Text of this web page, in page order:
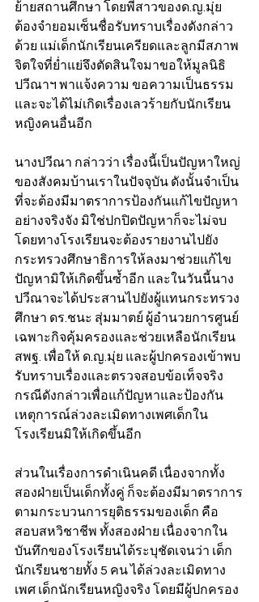
ย้ายสถานศึกษา โดยพี่สาวของด.ญ.มุ่ย
ต้องจำยอมเซ็นชื่อรับทราบเรื่องดังกล่าว
ด้วย แม่เด็กนักเรียนเครียดและลูกมีสภาพ
จิตใจที่ย่ำแย่จึงตัดสินใจมาขอให้มูลนิธิ
ปวีณาฯ พาแจ้งความ ขอความเป็นธรรม
และจะได้ไม่เกิดเรื่องเลวร้ายกับนักเรียน
หญิงคนอื่นอีก
นางปวีณา กล่าวว่า เรื่องนี้เป็นปัญหาใหญ่
ของสังคมบ้านเราในปัจจุบัน ดังนั้นจำเป็น
ที่จะต้องมีมาตราการป้องกันแก้ไขปัญหา
อย่างจริงจัง มิใช่ปกปิดปัญหาก็จะไม่จบ
โดยทางโรงเรียนจะต้องรายงานไปยัง
กระทรวงศึกษาธิการให้ลงมาช่วยแก้ไข
ปัญหามิให้เกิดขึ้นซ้ำอีก และในวันนี้นาง
ปวีณาจะได้ประสานไปยังผู้แทนกระทรวง
ศึกษา ดร.ชนะ สุ่มมาตย์ ผู้อำนวยการศูนย์
เฉพาะกิจคุ้มครองและช่วยเหลือนักเรียน
สพฐ. เพื่อให้ ด.ญ.มุ่ย และผู้ปกครองเข้าพบ
รับทราบเรื่องและตรวจสอบข้อเท็จจริง
กรณีดังกล่าวเพื่อแก้ปัญหาและป้องกัน
เหตุการณ์ล่วงละเมิดทางเพศเด็กใน
โรงเรียนมิให้เกิดขึ้นอีก
ส่วนในเรื่องการดำเนินคดี เนื่องจากทั้ง
สองฝ่ายเป็นเด็กทั้งคู่ ก็จะต้องมีมาตราการ
ตามกระบวนการยุติธรรมของเด็ก คือ
สอบสหวิชาชีพ ทั้งสองฝ่าย เนื่องจากใน
บันทึกของโรงเรียนได้ระบุชัดเจนว่า เด็ก
นักเรียนชายทั้ง 5 คน ได้ล่วงละเมิดทาง
เพศ เด็กนักเรียนหญิงจริง โดยมีผู้ปกครอง